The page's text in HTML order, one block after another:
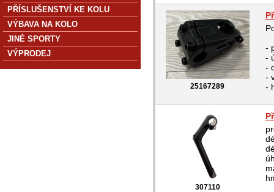
25167289
-
-
-
-
-
307110
PŘÍSLUŠENSTVÍ KE KOLU
VÝBAVA NA KOLO
JINÉ SPORTY
VÝPRODEJ